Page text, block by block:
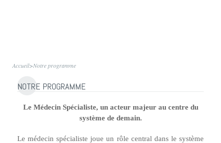
Accueil>Notre programme
NOTRE PROGRAMME
Le Médecin Spécialiste, un acteur majeur au centre du
système de demain.
Le médecin spécialiste joue un rôle central dans le système